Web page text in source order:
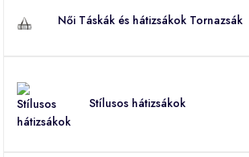
Női Táskák és hátizsákok Tornazsák
Stílusos hátizsákok